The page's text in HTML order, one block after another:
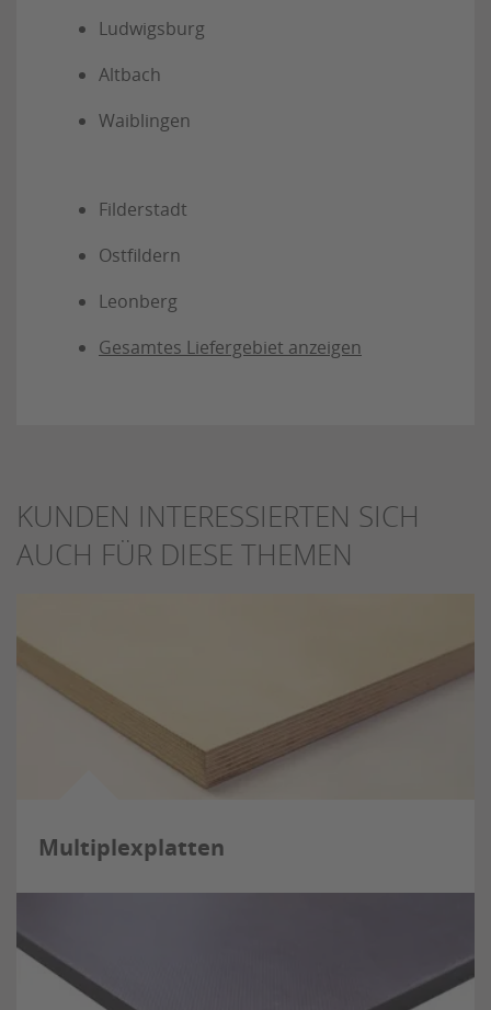
Ludwigsburg
Altbach
Waiblingen
Filderstadt
Ostfildern
Leonberg
Gesamtes Liefergebiet anzeigen
KUNDEN INTERESSIERTEN SICH
AUCH FÜR DIESE THEMEN
Multiplexplatten